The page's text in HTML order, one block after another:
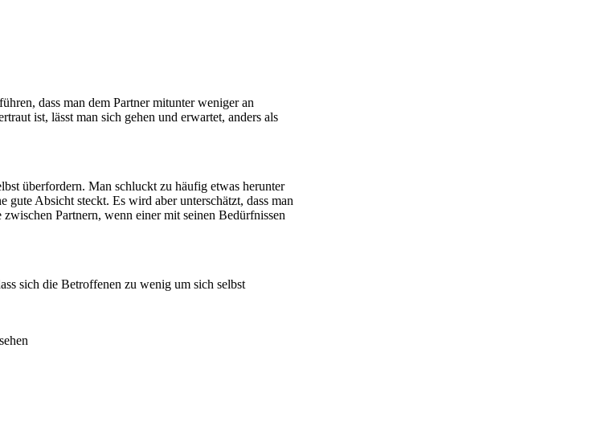
dass man dem Partner mitunter weniger an
ist, lässt man sich gehen und erwartet, anders als
überfordern. Man schluckt zu häufig etwas herunter
Absicht steckt. Es wird aber unterschätzt, dass man
Partnern, wenn einer mit seinen Bedürfnissen
sich die Betroffenen zu wenig um sich selbst